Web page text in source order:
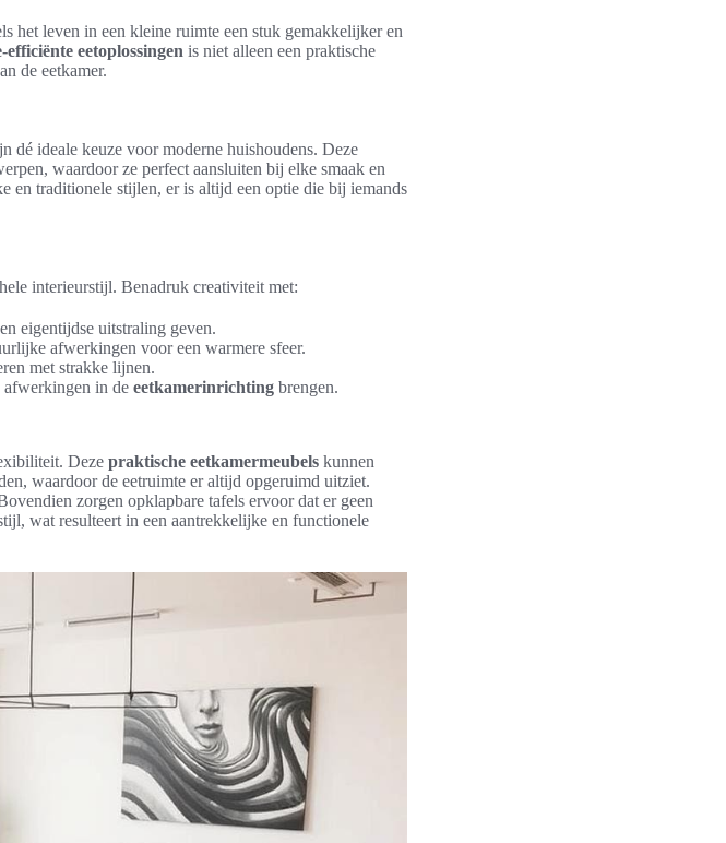
het leven in een kleine ruimte een stuk gemakkelijker en
eetoplossingen is niet alleen een praktische
de eetkamer.
dé ideale keuze voor moderne huishoudens. Deze
waardoor ze perfect aansluiten bij elke smaak en
en traditionele stijlen, er is altijd een optie die bij iemands
interieurstijl. Benadruk creativiteit met:
eigentijdse uitstraling geven.
afwerkingen voor een warmere sfeer.
met strakke lijnen.
afwerkingen in de eetkamerinrichting brengen.
Deze praktische eetkamermeubels kunnen
waardoor de eetruimte er altijd opgeruimd uitziet.
zorgen opklapbare tafels ervoor dat er geen
wat resulteert in een aantrekkelijke en functionele